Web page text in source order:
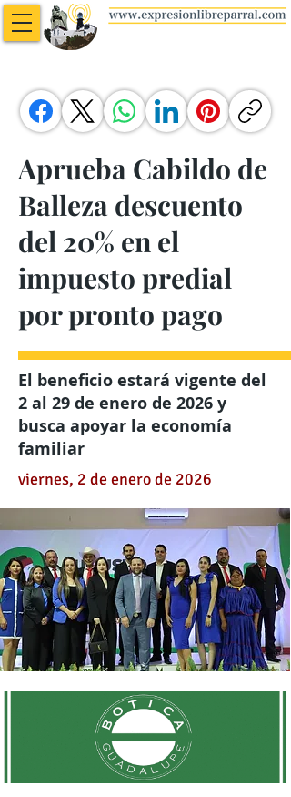
Aprueba Cabildo de
Balleza descuento
del 20% en el
impuesto predial
por pronto pago
El beneficio estará vigente del
2 al 29 de enero de 2026 y
busca apoyar la economía
familiar
viernes, 2 de enero de 2026